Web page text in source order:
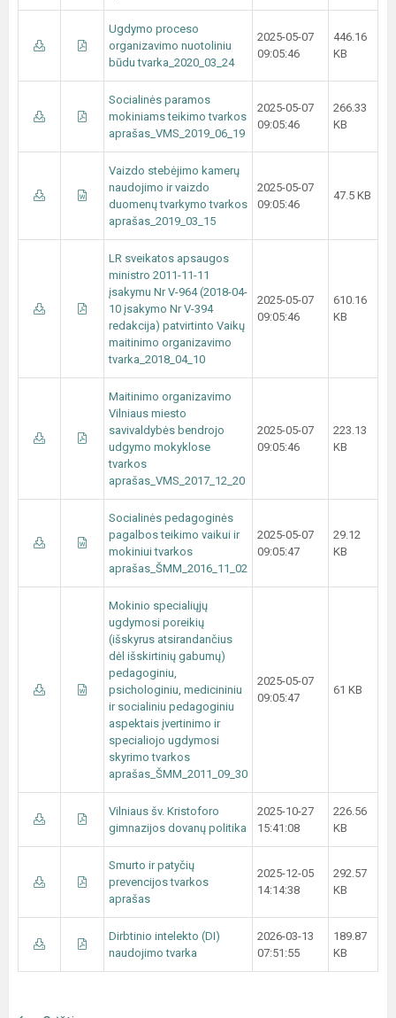
Ugdymo proceso
organizavimo nuotoliniu
būdu tvarka_2020_03_24
2025-05-07
09:05:46
446.16
KB
Socialinės paramos
mokiniams teikimo tvarkos
aprašas_VMS_2019_06_19
2025-05-07
09:05:46
266.33
KB
Vaizdo stebėjimo kamerų
naudojimo ir vaizdo
duomenų tvarkymo tvarkos
aprašas_2019_03_15
2025-05-07
09:05:46
47.5 KB
LR sveikatos apsaugos
ministro 2011-11-11
įsakymu Nr V-964 (2018-04-
10 įsakymo Nr V-394
redakcija) patvirtinto Vaikų
maitinimo organizavimo
tvarka_2018_04_10
2025-05-07
09:05:46
610.16
KB
Maitinimo organizavimo
Vilniaus miesto
savivaldybės bendrojo
udgymo mokyklose
tvarkos
aprašas_VMS_2017_12_20
2025-05-07
09:05:46
223.13
KB
Socialinės pedagoginės
pagalbos teikimo vaikui ir
mokiniui tvarkos
aprašas_ŠMM_2016_11_02
2025-05-07
09:05:47
29.12
KB
Mokinio specialiųjų
ugdymosi poreikių
(išskyrus atsirandančius
dėl išskirtinių gabumų)
pedagoginiu,
psichologiniu, medicininiu
ir socialiniu pedagoginiu
aspektais įvertinimo ir
specialiojo ugdymosi
skyrimo tvarkos
aprašas_ŠMM_2011_09_30
2025-05-07
09:05:47
61 KB
Vilniaus šv. Kristoforo
gimnazijos dovanų politika
2025-10-27
15:41:08
226.56
KB
Smurto ir patyčių
prevencijos tvarkos
aprašas
2025-12-05
14:14:38
292.57
KB
Dirbtinio intelekto (DI)
naudojimo tvarka
2026-03-13
07:51:55
189.87
KB